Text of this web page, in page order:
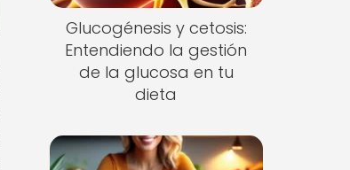
Glucogénesis y cetosis:
Entendiendo la gestión
de la glucosa en tu
dieta